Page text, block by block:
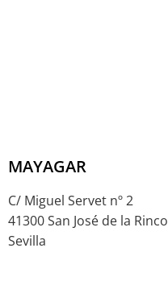
MAYAGAR
C/ Miguel Servet nº 2
41300 San José de la
Sevilla